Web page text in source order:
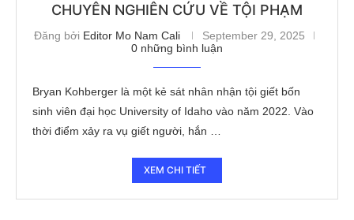
CHUYÊN NGHIÊN CỨU VỀ TỘI PHẠM
Đăng bởi Editor Mo Nam Cali
September 29, 2025
0 những bình luận
Bryan Kohberger là một kẻ sát nhân nhận tội giết bốn
sinh viên đại học University of Idaho vào năm 2022. Vào
thời điểm xảy ra vụ giết người, hắn …
XEM CHI TIẾT